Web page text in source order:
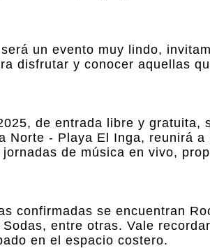
un evento muy lindo,
disfrutar y conocer aquellas
de entrada libre y gratuita,
Norte - Playa El Inga, reunirá
de música en vivo,
confirmadas se encuentran
Sodas, entre otras. Vale
en el espacio costero.